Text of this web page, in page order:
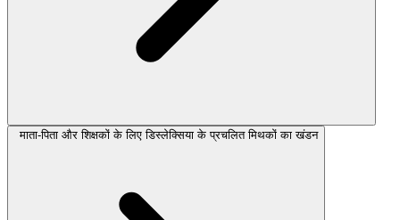
माता-पिता और शिक्षकों के लिए डिस्लेक्सिया के प्रचलित मिथकों का खंडन